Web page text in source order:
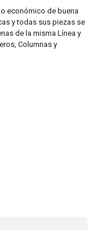
económico de buena
y todas sus piezas se
de la misma Línea y
Columnas y